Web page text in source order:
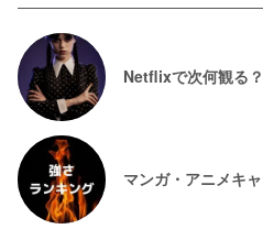
Netflixで次何観る？
マンガ・アニメキ